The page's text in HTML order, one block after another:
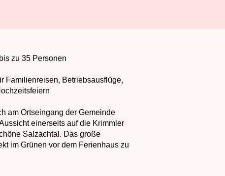
zu 35 Personen
Familienreisen, Betriebsausflüge,
am Ortseingang der Gemeinde
einerseits auf die Krimmler
Salzachtal. Das große
im Grünen vor dem Ferienhaus zu